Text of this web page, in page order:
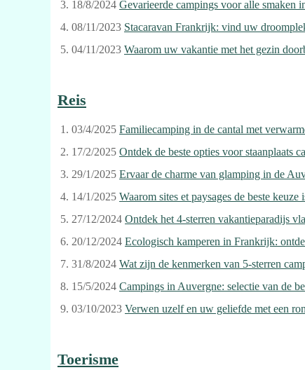
18/8/2024 Gevarieerde campings voor alle smaken
08/11/2023 Stacaravan Frankrijk: vind uw
04/11/2023 Waarom uw vakantie met het gezin
Reis
03/4/2025 Familiecamping in de cantal met
17/2/2025 Ontdek de beste opties voor staanplaats
29/1/2025 Ervaar de charme van glamping in de
14/1/2025 Waarom sites et paysages de beste
27/12/2024 Ontdek het 4-sterren vakantieparadijs
20/12/2024 Ecologisch kamperen in Frankrijk:
31/8/2024 Wat zijn de kenmerken van 5-sterren
15/5/2024 Campings in Auvergne: selectie van de
03/10/2023 Verwen uzelf en uw geliefde met een
Toerisme